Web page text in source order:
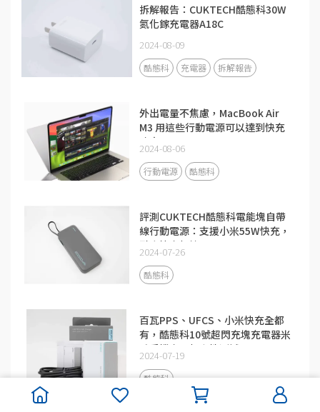
拆解報告：CUKTECH酷態科30W
氮化鎵充電器A18C
2024-08-09
酷態科 充電器 拆解報告
外出電量不焦慮，MacBook Air
M3 用這些行動電源可以達到快充
功率
2024-08-06
行動電源 酷態科
評測CUKTECH酷態科電能塊自帶
線行動電源：支援小米55W快充，
融合快充加持
2024-07-26
酷態科
百瓦PPS、UFCS、小米快充全都
有，酷態科10號超閃充塊充電器米
系手機充電相容性測試
2024-07-19
酷態科